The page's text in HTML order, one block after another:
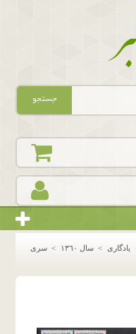
جستجو
یادگاری > سال ١٣٦٠ > سری